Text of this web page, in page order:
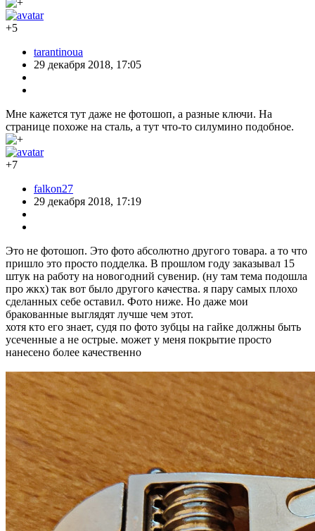
+5
tarantinoua
29 декабря 2018, 17:05
Мне кажется тут даже не фотошоп, а разные ключи. На
странице похоже на сталь, а тут что-то силумино подобное.
+7
falkon27
29 декабря 2018, 17:19
Это не фотошоп. Это фото абсолютно другого товара. а то что
пришло это просто подделка. В прошлом году заказывал 15
штук на работу на новогодний сувенир. (ну там тема подошла
про жкх) так вот было другого качества. я пару самых плохо
сделанных себе оставил. Фото ниже. Но даже мои
бракованные выглядят лучше чем этот.
хотя кто его знает, судя по фото зубцы на гайке должны быть
усеченные а не острые. может у меня покрытие просто
нанесено более качественно